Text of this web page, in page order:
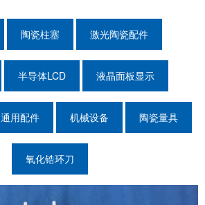
陶瓷柱塞 激光陶瓷配件
半导体LCD 液晶面板显示
通用配件 机械设备 陶瓷量具
氧化锆环刀